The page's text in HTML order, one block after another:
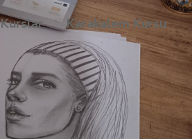
Kurslar Karakalem Kursu